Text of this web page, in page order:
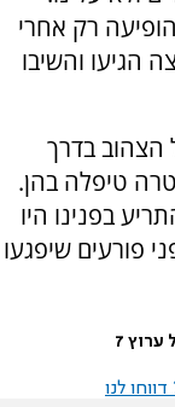
רק אחרי
הגיעו והשיבו
הצהוב בדרך
טיפלה בהן.
בפנינו היו
פורעים שיפגעו
7
לנו